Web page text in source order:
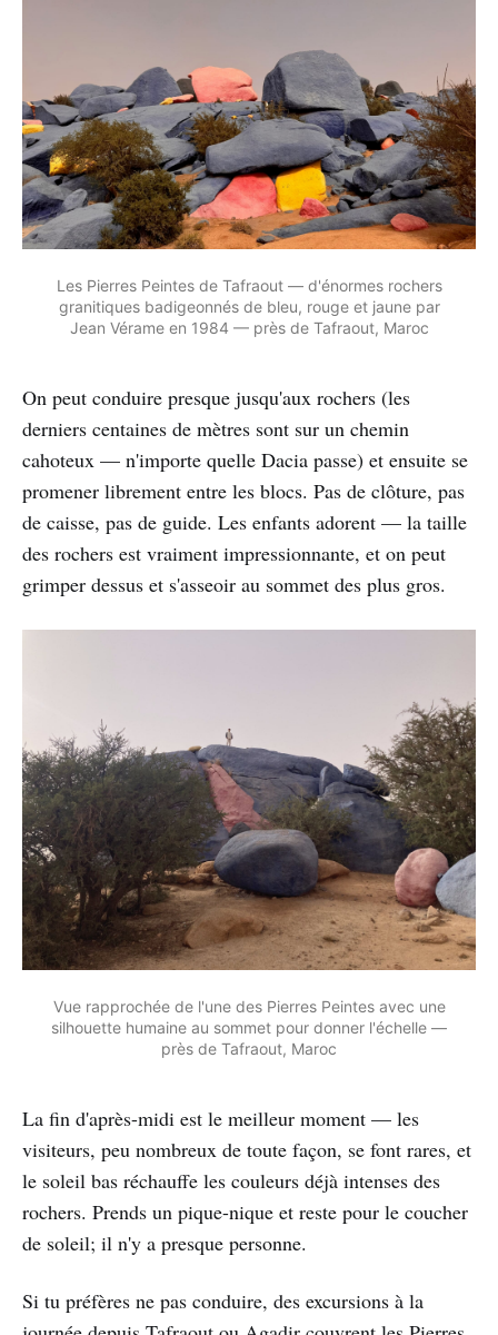
Les Pierres Peintes de Tafraout — d'énormes rochers
granitiques badigeonnés de bleu, rouge et jaune par
Jean Vérame en 1984 — près de Tafraout, Maroc
On peut conduire presque jusqu'aux rochers (les
derniers centaines de mètres sont sur un chemin
cahoteux — n'importe quelle Dacia passe) et ensuite se
promener librement entre les blocs. Pas de clôture, pas
de caisse, pas de guide. Les enfants adorent — la taille
des rochers est vraiment impressionnante, et on peut
grimper dessus et s'asseoir au sommet des plus gros.
Vue rapprochée de l'une des Pierres Peintes avec une
silhouette humaine au sommet pour donner l'échelle —
près de Tafraout, Maroc
La fin d'après-midi est le meilleur moment — les
visiteurs, peu nombreux de toute façon, se font rares, et
le soleil bas réchauffe les couleurs déjà intenses des
rochers. Prends un pique-nique et reste pour le coucher
de soleil; il n'y a presque personne.
Si tu préfères ne pas conduire, des excursions à la